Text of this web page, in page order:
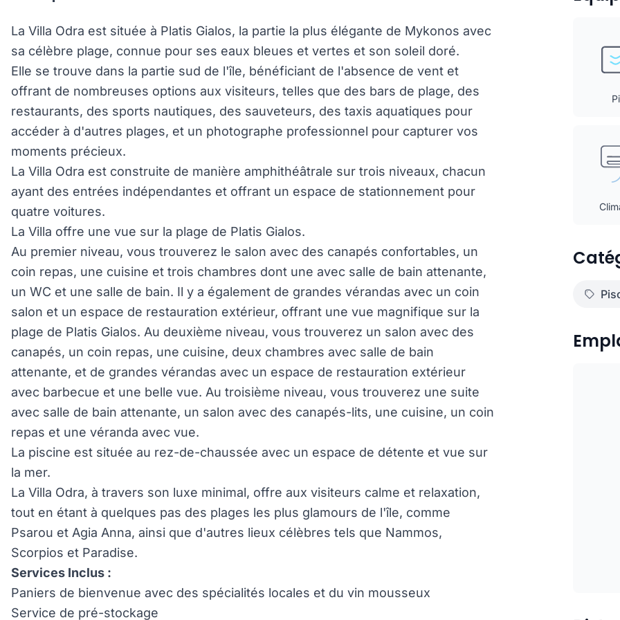
La Villa Odra est située à Platis Gialos, la partie la plus élégante de Mykonos avec
sa célèbre plage, connue pour ses eaux bleues et vertes et son soleil doré.
Elle se trouve dans la partie sud de l'île, bénéficiant de l'absence de vent et
offrant de nombreuses options aux visiteurs, telles que des bars de plage, des
restaurants, des sports nautiques, des sauveteurs, des taxis aquatiques pour
accéder à d'autres plages, et un photographe professionnel pour capturer vos
moments précieux.
La Villa Odra est construite de manière amphithéâtrale sur trois niveaux, chacun
ayant des entrées indépendantes et offrant un espace de stationnement pour
quatre voitures.
La Villa offre une vue sur la plage de Platis Gialos.
Au premier niveau, vous trouverez le salon avec des canapés confortables, un
coin repas, une cuisine et trois chambres dont une avec salle de bain attenante,
un WC et une salle de bain. Il y a également de grandes vérandas avec un coin
salon et un espace de restauration extérieur, offrant une vue magnifique sur la
plage de Platis Gialos. Au deuxième niveau, vous trouverez un salon avec des
canapés, un coin repas, une cuisine, deux chambres avec salle de bain
attenante, et de grandes vérandas avec un espace de restauration extérieur
avec barbecue et une belle vue. Au troisième niveau, vous trouverez une suite
avec salle de bain attenante, un salon avec des canapés-lits, une cuisine, un coin
repas et une véranda avec vue.
La piscine est située au rez-de-chaussée avec un espace de détente et vue sur
la mer.
La Villa Odra, à travers son luxe minimal, offre aux visiteurs calme et relaxation,
tout en étant à quelques pas des plages les plus glamours de l'île, comme
Psarou et Agia Anna, ainsi que d'autres lieux célèbres tels que Nammos,
Scorpios et Paradise.
Services Inclus :
Paniers de bienvenue avec des spécialités locales et du vin mousseux
Service de pré-stockage